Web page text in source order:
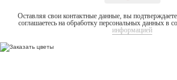
Оставляя свои контактные данные, вы
соглашаетесь на обработку персональных данных в
информацией